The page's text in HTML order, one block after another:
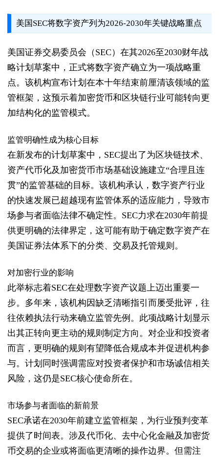
美国SEC将数字资产列为2026-2030年关键战略重点
美国证券交易委员会（SEC）在其2026至2030财年战
略计划草案中，正式将数字资产确立为一项战略重
点。该机构宣布计划在本十年结束前厘清该领域的监
管框架，这预示着加密货币和区块链行业可能转向更
加结构化的监管模式。
监管明确性成为核心目标
在新发布的计划草案中，SEC提出了为区块链技术、
资产代币化及加密货币市场基础设施建立“合理且连
贯”的监管基础的目标。该机构承认，数字资产行业
的快速发展已超越现有监管体系的适应能力，导致市
场参与者面临法律不确定性。SEC力求在2030年前提
供更明确的法律界定，这可能有助于确定数字资产在
美国证券法体系下的分类、交易及托管规则。
对加密行业的影响
此举标志着SEC在处理数字资产议题上迈出重要一
步。多年来，该机构因缺乏清晰指引而屡受批评，往
往依赖执法行动来确立监管先例。此项战略计划显示
出其正转向更主动的规则制定方向。对企业和投资者
而言，更明确的规则有望降低合规成本并促进机构参
与。计划同时强调需应对投资者保护和市场诚信相关
风险，这仍是SEC核心使命所在。
市场参与者面临的新前景
SEC承诺在2030年前建立监管框架，为行业预判变革
提供了时间表。涉及代币化、去中心化金融及加密货
币交易的企业或将面临更清晰的操作边界。但需注